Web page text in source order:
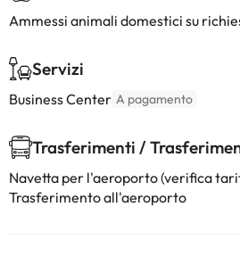
Ammessi animali domestici su
Servizi
Business Center A pagamento
Trasferimenti /
Navetta per l'aeroporto (verifica
Trasferimento all'aeroporto